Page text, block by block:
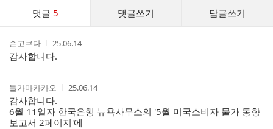
댓글 5 댓글쓰기 답글쓰기
스
작
성
자
손고쿠다
작
성
시
간
25.06.14
감사합니다.
작
성
자
돌가마카카오
작
시
간
25.06.14
감사합니다.
6월 11일자 한국은행 뉴욕사무소의 '5월 미국소비자 물가 동향
보고서 2페이지'에